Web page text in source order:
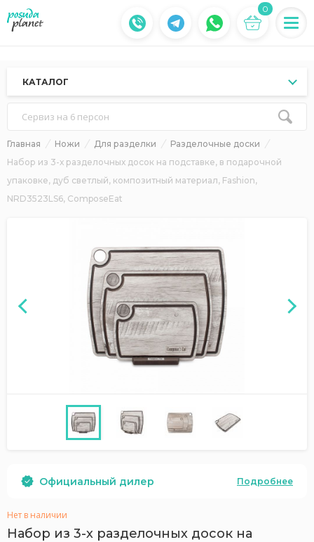
0
КАТАЛОГ
Сервиз на 6 персон
Главная Ножи Для разделки
Разделочные доски
Набор из 3-х разделочных досок на подставке, в подарочной
упаковке, дуб светлый, композитный материал, Fashion,
NRD3523LS6, ComposeEat
Официальный дилер Подробнее
Нет в наличии
Набор из 3-х разделочных досок на